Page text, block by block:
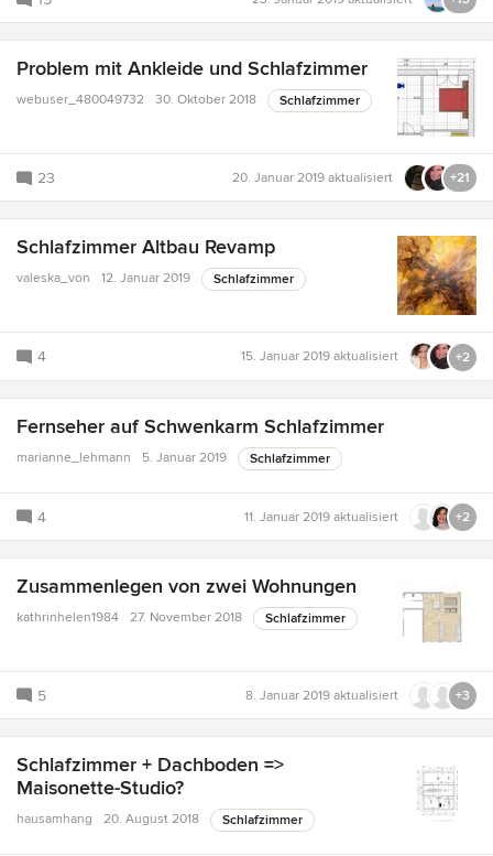
Problem mit Ankleide und Schlafzimmer
webuser_480049732 30. Oktober 2018 Schlafzimmer
23 20. Januar 2019 aktualisiert +21
Schlafzimmer Altbau Revamp
valeska_von 12. Januar 2019 Schlafzimmer
4 15. Januar 2019 aktualisiert +2
Fernseher auf Schwenkarm Schlafzimmer
marianne_lehmann 5. Januar 2019 Schlafzimmer
4 11. Januar 2019 aktualisiert +2
Zusammenlegen von zwei Wohnungen
kathrinhelen1984 27. November 2018 Schlafzimmer
5 8. Januar 2019 aktualisiert +3
Schlafzimmer + Dachboden =>
Maisonette-Studio?
hausamhang 20. August 2018 Schlafzimmer